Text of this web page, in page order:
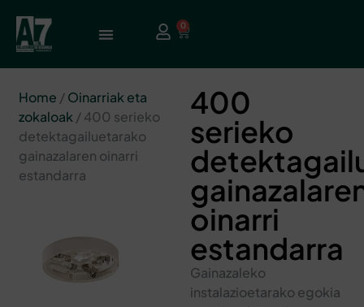
0
Home /Oinarriak eta
zokaloak / 400 serieko
detektagailuetarako
gainazalaren oinarri
estandarra
400
serieko
oinarri
estandarra
Gainazaleko
instalazioetarako egokia